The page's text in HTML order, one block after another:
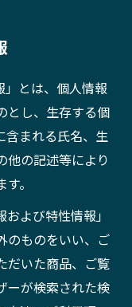
」とは、個人情報
とし、生存する個
含まれる氏名、生
他の記述等により
。
よび特性情報」
のものをいい、ご
だいた商品、ご覧
ーが検索された検